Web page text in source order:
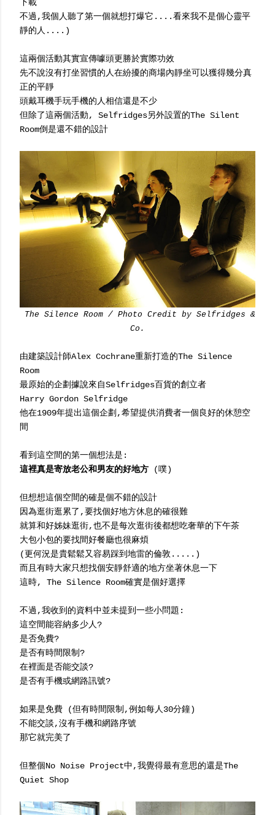
下載
不過,我個人聽了第一個就想打爆它....看來我不是個心靈平
靜的人....)
這兩個活動其實宣傳噱頭更勝於實際功效
先不說沒有打坐習慣的人在紛擾的商場內靜坐可以獲得幾分真
正的平靜
頭戴耳機手玩手機的人相信還是不少
但除了這兩個活動, Selfridges另外設置的The Silent
Room倒是還不錯的設計
The Silence Room / Photo Credit by Selfridges &
Co.
由建築設計師Alex Cochrane重新打造的The Silence
Room
最原始的企劃據說來自Selfridges百貨的創立者
Harry Gordon Selfridge
他在1909年提出這個企劃,希望提供消費者一個良好的休憩空
間
看到這空間的第一個想法是:
這裡真是寄放老公和男友的好地方 (噗)
但想想這個空間的確是個不錯的設計
因為逛街逛累了,要找個好地方休息的確很難
就算和好姊妹逛街,也不是每次逛街後都想吃奢華的下午茶
大包小包的要找間好餐廳也很麻煩
(更何況是貴鬆鬆又容易踩到地雷的倫敦.....)
而且有時大家只想找個安靜舒適的地方坐著休息一下
這時, The Silence Room確實是個好選擇
不過,我收到的資料中並未提到一些小問題:
這空間能容納多少人?
是否免費?
是否有時間限制?
在裡面是否能交談?
是否有手機或網路訊號?
如果是免費 (但有時間限制,例如每人30分鐘)
不能交談,沒有手機和網路序號
那它就完美了
但整個No Noise Project中,我覺得最有意思的還是The
Quiet Shop